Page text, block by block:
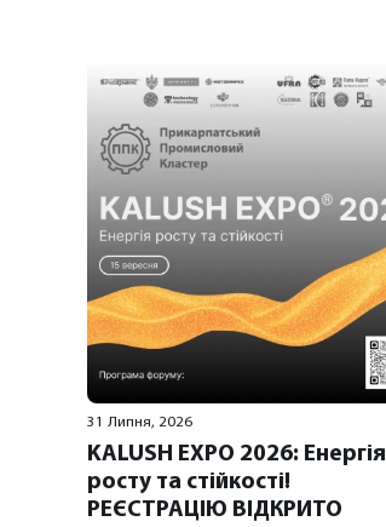
31 Липня, 2026
KALUSH EXPO 2026: Енергія
росту та стійкості!
РЕЄСТРАЦІЮ ВІДКРИТО